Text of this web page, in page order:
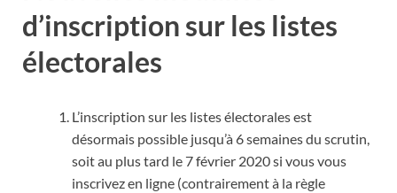
d’inscription sur les listes
électorales
L’inscription sur les listes électorales est
désormais possible jusqu’à 6 semaines du scrutin,
soit au plus tard le 7 février 2020 si vous vous
inscrivez en ligne (contrairement à la règle